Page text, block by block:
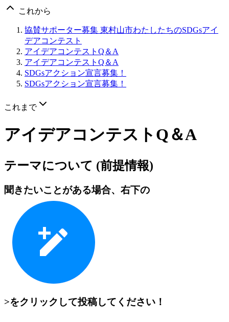
これから
協賛サポーター募集 東村山市わたしたちのSDGsアイ
デアコンテスト
アイデアコンテストQ＆A
アイデアコンテストQ＆A
SDGsアクション宣言募集！
SDGsアクション宣言募集！
これまで
アイデアコンテストQ＆A
テーマについて (前提情報)
聞きたいことがある場合、右下の
>をクリックして投稿してください！